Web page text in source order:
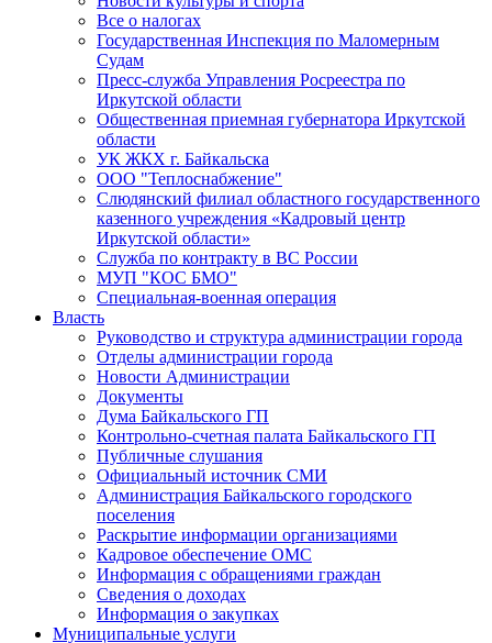
Все о налогах
Государственная Инспекция по Маломерным
Судам
Пресс-служба Управления Росреестра по
Иркутской области
Общественная приемная губернатора Иркутской
области
УК ЖКХ г. Байкальска
ООО "Теплоснабжение"
Слюдянский филиал областного государственного
казенного учреждения «Кадровый центр
Иркутской области»
Служба по контракту в ВС России
МУП "КОС БМО"
Специальная-военная операция
Власть
Руководство и структура администрации города
Отделы администрации города
Новости Администрации
Документы
Дума Байкальского ГП
Контрольно-счетная палата Байкальского ГП
Публичные слушания
Официальный источник СМИ
Администрация Байкальского городского
поселения
Раскрытие информации организациями
Кадровое обеспечение ОМС
Информация с обращениями граждан
Сведения о доходах
Информация о закупках
Муниципальные услуги